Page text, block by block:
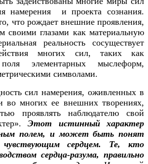
намерения и проекта сознания.
что рождает внешние проявления,
своими глазами как материальную
реальность сосуществует
многих сил, таких как
поля элементарных мыслеформ,
символами.
сил намерения, оживленных в
во многих ее внешних творениях,
проявлять наблюдателю свой
Этот истинный характер
полем, и может быть понят
чувствующим сердцем. Те, кто
сердца-разума, правильно